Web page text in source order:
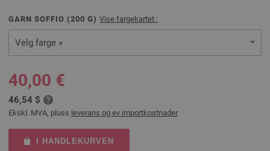
GARN SOFFIO (200 G) Vise fargekartet :
Velg farge »
40,00 €
46,54 $
Ekskl. MVA, pluss leverans og ev importkostnader
I HANDLEKURVEN